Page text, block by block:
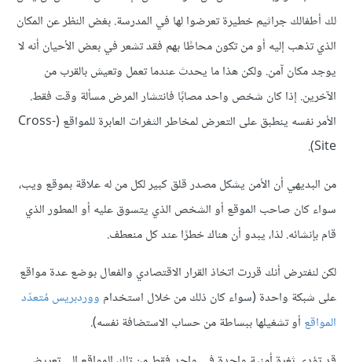
لك أطفالك جراثيم خطيرة تعرضوا لها في المدرسة. بغض النظر عن المكان
الذي تذهب إليه أو من تكون محاطًا بهم فقد تشعر في بعض الأحيان أنه لا
يوجد مكان آمن. ولكن هذا ما يحدث عندما تعمل وتعيش بالقرب من
الآخرين. إذا كان شخص واحد مصابًا فانتشار المرض مسألة وقت فقط.
الأمر نفسه ينطبق على التعرض لمخاطر الثغرات العابرة للمواقع (Cross-
Site).
من البديهي أن الأمن يشكل مصدر قلق كبير لكل من له علاقة بموقع ويب،
سواء كان صاحب الموقع أو الشخص الذي يتسوق عليه أو المطور الذي
قام بإنشائه. لذا، يبدو أن هناك خطرًا عند كل منعطف.
لكن لنفترض أنك قررت اتخاذ القرار الاقتصادي والفعال بوضع عدة مواقع
على شبكة واحدة (سواء كان ذلك من خلال استخدام ووردبريس مُتعدّد
المواقع أو تشغيلها ببساطة من حساب الاستضافة نفسه).